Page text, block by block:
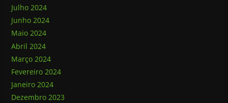
Julho 2024
Junho 2024
Maio 2024
Abril 2024
Março 2024
Fevereiro 2024
Janeiro 2024
Dezembro 2023